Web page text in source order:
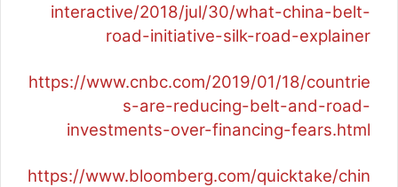
interactive/2018/jul/30/what-china-belt-
road-initiative-silk-road-explainer
https://www.cnbc.com/2019/01/18/countrie
s-are-reducing-belt-and-road-
investments-over-financing-fears.html
https://www.bloomberg.com/quicktake/chin